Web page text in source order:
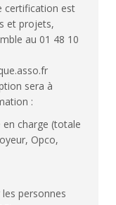
certification est
et projets,
au 01 48 10
sera à
:
charge (totale
Opco,
personnes